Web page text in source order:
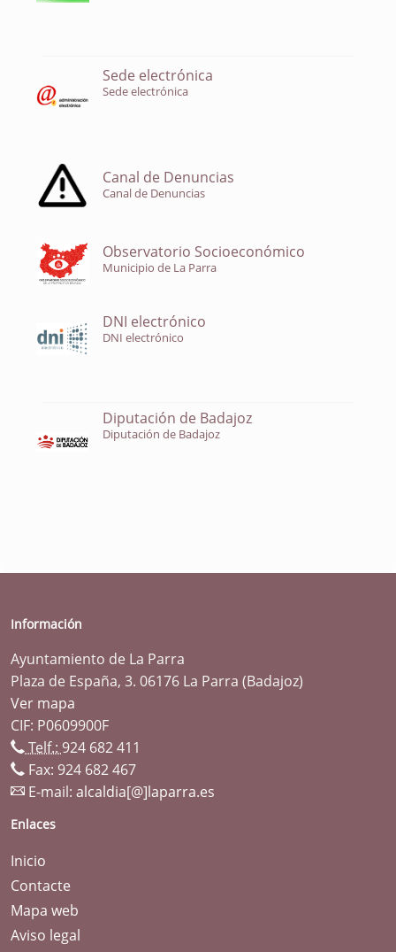
Sede electrónica
Sede electrónica
Canal de Denuncias
Canal de Denuncias
Observatorio Socioeconómico
Municipio de La Parra
DNI electrónico
DNI electrónico
Diputación de Badajoz
Diputación de Badajoz
Información
Ayuntamiento de La Parra
Plaza de España, 3. 06176 La Parra (Badajoz)
Ver mapa
CIF: P0609900F
Telf.: 924 682 411
Fax: 924 682 467
E-mail: alcaldia[@]laparra.es
Enlaces
Inicio
Contacte
Mapa web
Aviso legal